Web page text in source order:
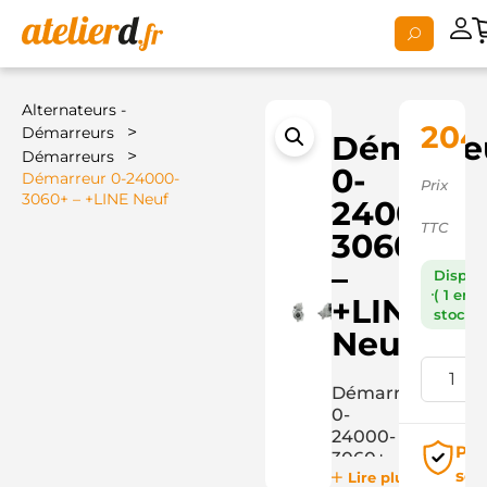
Alternateurs -
Démarreurs
>
Démarreurs >
Démarreur 0-24000-
3060+ – +LINE Neuf
0-
24000-
3060+
–
+LINE
Neuf
Démarreur
0-
24000-
3060+
Lire plus
Prix
TTC
( 1 en
stock )